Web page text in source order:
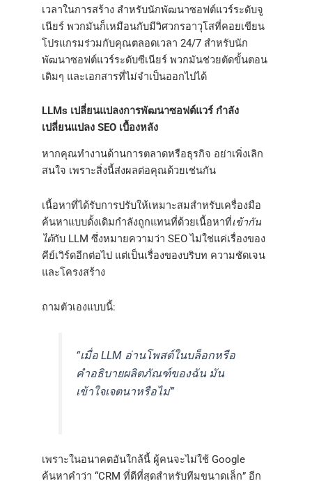
เวลาในการสร้าง สำหรับนักพัฒนาซอฟต์แวร์ระดับจู
เนียร์ พวกมันก็เหมือนกับมีวิศวกรอาวุโสที่คอยเขียน
โปรแกรมร่วมกับคุณตลอดเวลา 24/7 สำหรับนัก
พัฒนาซอฟต์แวร์ระดับซีเนียร์ พวกมันช่วยตัดขั้นตอน
เดิมๆ และเอกสารที่ไม่จำเป็นออกไปได้
LLMs เปลี่ยนแปลงการพัฒนาซอฟต์แวร์ กำลัง
เปลี่ยนแปลง SEO เบื้องหลัง
หากคุณทำงานด้านการตลาดหรือธุรกิจ อย่าเพิ่งเลิก
สนใจ เพราะสิ่งนี้ส่งผลต่อคุณด้วยเช่นกัน
เนื้อหาที่ได้รับการปรับให้เหมาะสมสำหรับเครื่องมือ
ค้นหาแบบดั้งเดิมกำลังถูกแทนที่ด้วยเนื้อหาที่เข้ากัน
ได้กับ LLM ซึ่งหมายความว่า SEO ไม่ใช่แค่เรื่องของ
คีย์เวิร์ดอีกต่อไป แต่เป็นเรื่องของบริบท ความชัดเจน
และโครงสร้าง
ถามตัวเองแบบนี้:
“เมื่อ LLM อ่านโพสต์ในบล็อกหรือ
คำอธิบายผลิตภัณฑ์ของฉัน มัน
เข้าใจเจตนาหรือไม่”
เพราะในอนาคตอันใกล้นี้ ผู้คนจะไม่ใช้ Google
ค้นหาคำว่า “CRM ที่ดีที่สุดสำหรับทีมขนาดเล็ก” อีก